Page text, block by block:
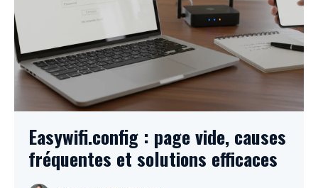
Easywifi.config : page vide, causes
fréquentes et solutions efficaces